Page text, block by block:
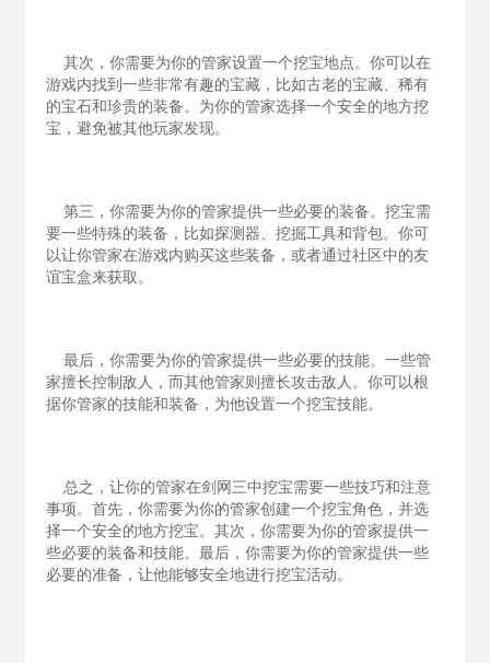
其次，你需要为你的管家设置一个挖宝地点。你可以在
游戏内找到一些非常有趣的宝藏，比如古老的宝藏、稀有
的宝石和珍贵的装备。为你的管家选择一个安全的地方挖
宝，避免被其他玩家发现。
第三，你需要为你的管家提供一些必要的装备。挖宝需
要一些特殊的装备，比如探测器、挖掘工具和背包。你可
以让你管家在游戏内购买这些装备，或者通过社区中的友
谊宝盒来获取。
最后，你需要为你的管家提供一些必要的技能。一些管
家擅长控制敌人，而其他管家则擅长攻击敌人。你可以根
据你管家的技能和装备，为他设置一个挖宝技能。
总之，让你的管家在剑网三中挖宝需要一些技巧和注意
事项。首先，你需要为你的管家创建一个挖宝角色，并选
择一个安全的地方挖宝。其次，你需要为你的管家提供一
些必要的装备和技能。最后，你需要为你的管家提供一些
必要的准备，让他能够安全地进行挖宝活动。